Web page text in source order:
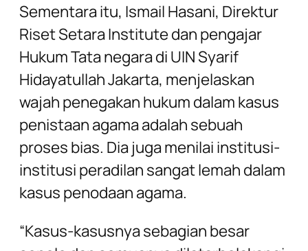
Sementara itu, Ismail Hasani, Direktur
Riset Setara Institute dan pengajar
Hukum Tata negara di UIN Syarif
Hidayatullah Jakarta, menjelaskan
wajah penegakan hukum dalam kasus
penistaan agama adalah sebuah
proses bias. Dia juga menilai institusi-
institusi peradilan sangat lemah dalam
kasus penodaan agama.
“Kasus-kasusnya sebagian besar